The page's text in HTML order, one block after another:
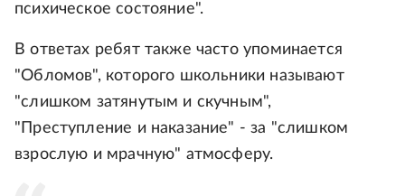
психическое состояние".
В ответах ребят также часто упоминается
"Обломов", которого школьники называют
"слишком затянутым и скучным",
"Преступление и наказание" - за "слишком
взрослую и мрачную" атмосферу.